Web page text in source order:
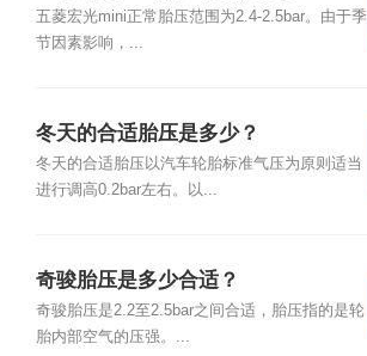
五菱宏光mini正常胎压范围为2.4-2.5bar。由于季
节因素影响，...
冬天的合适胎压是多少？
冬天的合适胎压以汽车轮胎标准气压为原则适当
进行调高0.2bar左右。以...
奇骏胎压是多少合适？
奇骏胎压是2.2至2.5bar之间合适，胎压指的是轮
胎内部空气的压强。...